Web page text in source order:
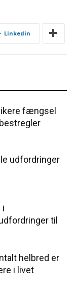
Linkedin
fængsel
udfordringer
i
til
helbred er
i livet